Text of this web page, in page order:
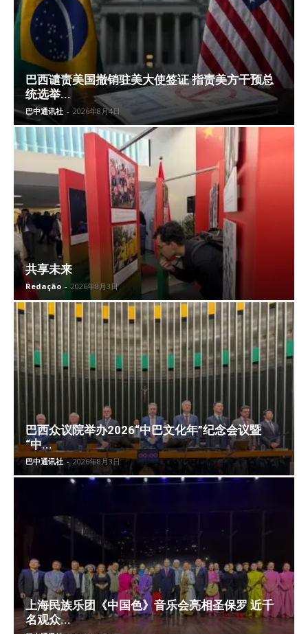
巴西谴责美国撤销驻美大使签证 指责美方干预总
统选举...
巴中通讯社 - 2026年8月4日
共享未来
Redação - 2026年8月3日
巴西众议院举办2026“中巴文化年”纪念会议暨
“中...
巴中通讯社 - 2026年8月3日
上海民族乐团《中国色》音乐会亮相圣保罗 近千
名观众...